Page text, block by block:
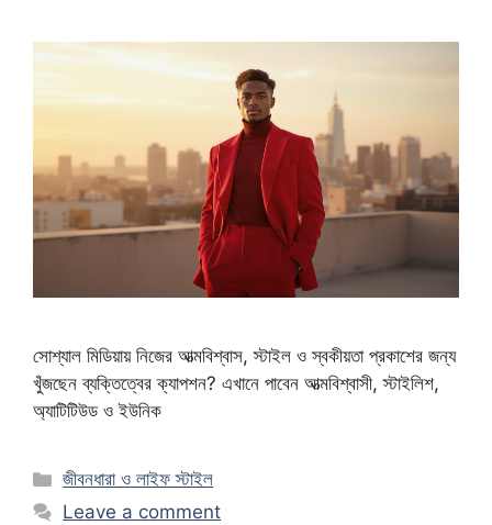
সোশ্যাল মিডিয়ায় নিজের আত্মবিশ্বাস, স্টাইল ও স্বকীয়তা প্রকাশের জন্য
খুঁজছেন ব্যক্তিত্বের ক্যাপশন? এখানে পাবেন আত্মবিশ্বাসী, স্টাইলিশ,
অ্যাটিটিউড ও ইউনিক
Categories
জীবনধারা ও লাইফ স্টাইল
Leave a comment